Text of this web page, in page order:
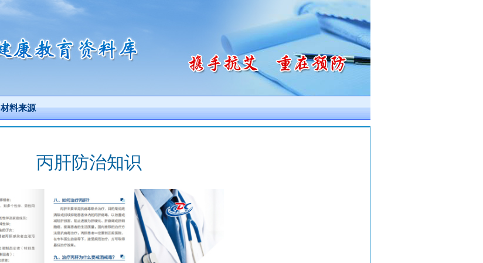
材料来源
丙肝防治知识